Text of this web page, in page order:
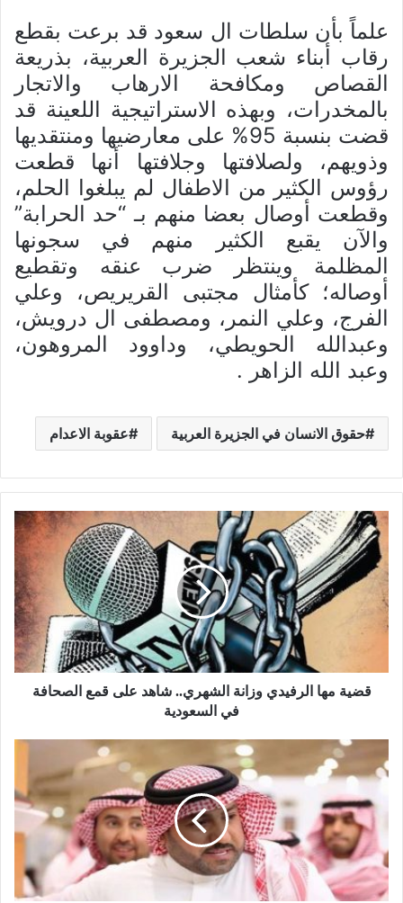
علماً بأن سلطات ال سعود قد برعت بقطع
رقاب أبناء شعب الجزيرة العربية، بذريعة
القصاص ومكافحة الارهاب والاتجار
بالمخدرات، وبهذه الاستراتيجية اللعينة قد
قضت بنسبة 95% على معارضيها ومنتقديها
وذويهم، ولصلافتها وجلافتها أنها قطعت
رؤوس الكثير من الاطفال لم يبلغوا الحلم،
وقطعت أوصال بعضا منهم بـ “حد الحرابة”
والآن يقبع الكثير منهم في سجونها
المظلمة وينتظر ضرب عنقه وتقطيع
أوصاله؛ كأمثال مجتبى القريريص، وعلي
الفرج، وعلي النمر، ومصطفى ال درويش،
وعبدالله الحويطي، وداوود المروهون،
وعبد الله الزاهر .
حقوق الانسان في الجزيرة العربية عقوبة الاعدام
قضية مها الرفيدي وزانة الشهري.. شاهد على قمع الصحافة
في السعودية